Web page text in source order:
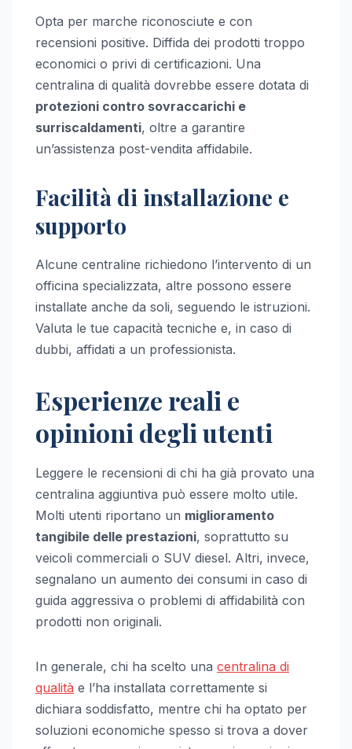
Opta per marche riconosciute e con
recensioni positive. Diffida dei prodotti troppo
economici o privi di certificazioni. Una
centralina di qualità dovrebbe essere dotata di
protezioni contro sovraccarichi e
surriscaldamenti, oltre a garantire
un’assistenza post-vendita affidabile.
Facilità di installazione e
supporto
Alcune centraline richiedono l’intervento di un
officina specializzata, altre possono essere
installate anche da soli, seguendo le istruzioni.
Valuta le tue capacità tecniche e, in caso di
dubbi, affidati a un professionista.
Esperienze reali e
opinioni degli utenti
Leggere le recensioni di chi ha già provato una
centralina aggiuntiva può essere molto utile.
Molti utenti riportano un miglioramento
tangibile delle prestazioni, soprattutto su
veicoli commerciali o SUV diesel. Altri, invece,
segnalano un aumento dei consumi in caso di
guida aggressiva o problemi di affidabilità con
prodotti non originali.
In generale, chi ha scelto una centralina di
qualità e l’ha installata correttamente si
dichiara soddisfatto, mentre chi ha optato per
soluzioni economiche spesso si trova a dover